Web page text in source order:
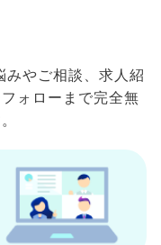
みやご相談、求人紹
ォローまで完全無